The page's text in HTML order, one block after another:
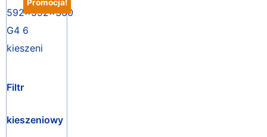
Promocja!
Filtr
kieszeniowy